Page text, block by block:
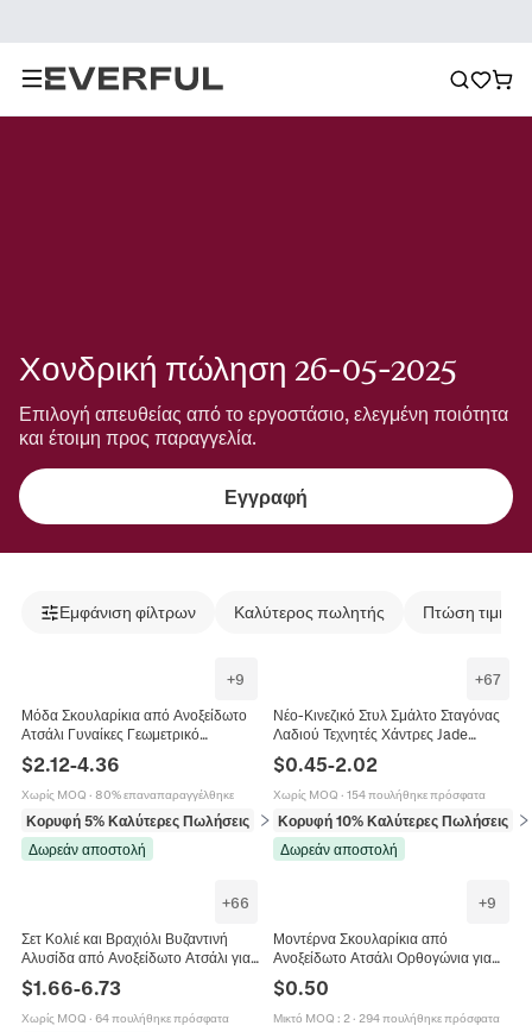
Χονδρική πώληση 26-05-2025
Επιλογή απευθείας από το εργοστάσιο, ελεγμένη ποιότητα
και έτοιμη προς παραγγελία.
Εγγραφή
Εμφάνιση φίλτρων Καλύτερος πωλητής Πτώση τιμής
+9
Μόδα Σκουλαρίκια από Ανοξείδωτο
Ατσάλι Γυναίκες Γεωμετρικό
Πεταλούδα Αστέρι Στρογγυλό
Ρωμαϊκοί Αριθμοί Φούντα Στρας
Τεχνητό Μαργαριτάρι
$2.12-4.36
Χωρίς MOQ · 80% επαναπαραγγέλθηκε
Κορυφή 5% Καλύτερες Πωλήσεις
σε Σκουλαρίκια
Δωρεάν αποστολή
+67
Νέο-Κινεζικό Στυλ Σμάλτο Σταγόνας
Λαδιού Τεχνητές Χάντρες Jade
Φούντα Σκουλαρίκια Βίντατζ
Πεταλούδα Λουλούδι Σχέδιο Κράμα
Τεχνητό Μαργαριτάρι Γυναικεία
Κοσμήματα
$0.45-2.02
Χωρίς MOQ · 154 πουλήθηκε πρόσφατα
Κορυφή 10% Καλύτερες Πωλήσεις
Δωρεάν αποστολή
+66
Σετ Κολιέ και Βραχιόλι Βυζαντινή
Αλυσίδα από Ανοξείδωτο Ατσάλι για
Άνδρες Γυναίκες Μενταγιόν Σταυρός
Θρησκευτικά Κοσμήματα
$1.66-6.73
Χωρίς MOQ · 64 πουλήθηκε πρόσφατα
+9
Μοντέρνα Σκουλαρίκια από
Ανοξείδωτο Ατσάλι Ορθογώνια για
Γυναίκες Ζωικό Μοτίβο Λεοπάρ
Αγελάδα Ζέβρα Μάρμαρο
Κοσμήματα
$0.50
Μικτό MOQ : 2· 294 πουλήθηκε πρόσφατα